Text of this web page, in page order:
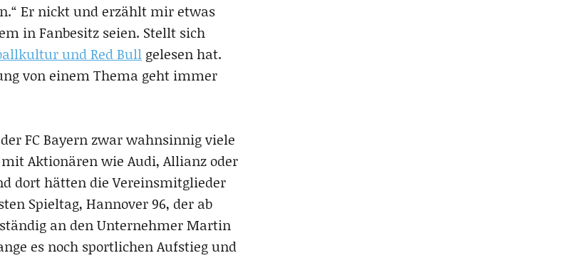
Er nickt und erzählt mir etwas
in Fanbesitz seien. Stellt sich
und Red Bull gelesen hat.
von einem Thema geht immer
FC Bayern zwar wahnsinnig viele
Aktionären wie Audi, Allianz oder
dort hätten die Vereinsmitglieder
Spieltag, Hannover 96, der ab
an den Unternehmer Martin
es noch sportlichen Aufstieg und